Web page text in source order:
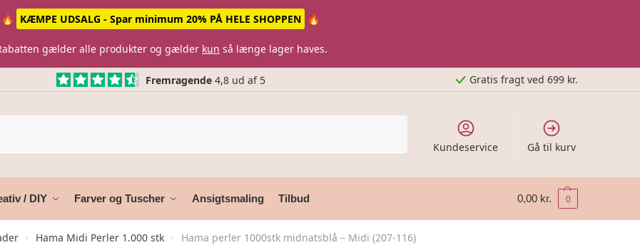
🔥 KÆMPE UDSALG - Spar minimum 20% PÅ HELE SHOPPEN 🔥
gælder alle produkter og gælder kun så længe lager haves.
Fremragende4,8 ud af 5 Gratis fragt ved 699 kr.
Kundeservice Gå til kurv
/ DIY Farver og Tuscher Ansigtsmaling Tilbud 0,00 kr. 0
» Hama Midi Perler 1.000 stk » Hama perler 1000stk midnatsblå – Midi (207-116)